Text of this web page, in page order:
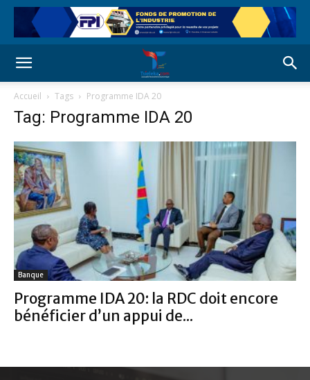
Accueil Tags Programme IDA 20
Tag: Programme IDA 20
Banque
Programme IDA 20: la RDC doit encore
bénéficier d’un appui de...